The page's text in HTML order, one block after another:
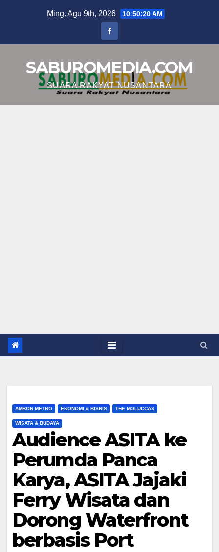
Ming. Agu 9th, 2026 10:50:21 AM
SABUROMEDIA.COM
SUARA RAKYAT NUSANTARA
AMBON METRO EKONOMI & BISNIS THE MOLUCCAS
WISATA & BUDAYA
Audience ASITA ke
Perumda Panca
Karya, ASITA Jajaki
Ferry Wisata dan
Dorong Waterfront
berbasis Port